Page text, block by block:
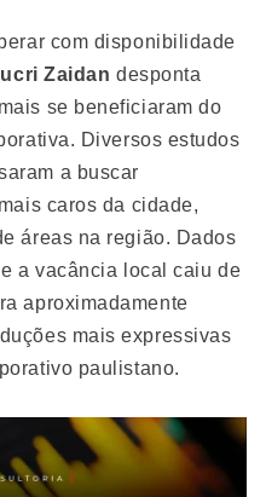
com disponibilidade
Zaidandesponta
se beneficiaram do
Diversos estudos
a buscar
caros da cidade,
áreas na região. Dados
a vacância local caiu de
aproximadamente
mais expressivas
paulistano.